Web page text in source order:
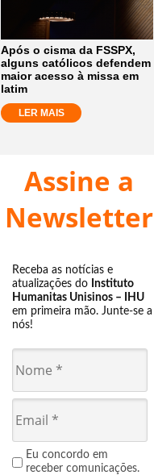
Após o cisma da FSSPX,
alguns católicos defendem
maior acesso à missa em
latim
LER MAIS
Assine a
Newsletter
Receba as notícias e
atualizações do Instituto
Humanitas Unisinos – IHU
em primeira mão. Junte-se a
nós!
Eu concordo em
receber comunicações.